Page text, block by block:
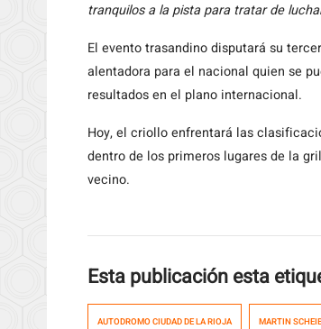
tranquilos a la pista para tratar de
El evento trasandino disputará su
alentadora para el nacional quien se
resultados en el plano internacional.
Hoy, el criollo enfrentará las
dentro de los primeros lugares de la
vecino.
Esta publicación esta
AUTODROMO CIUDAD DE LA RIOJA MARTIN